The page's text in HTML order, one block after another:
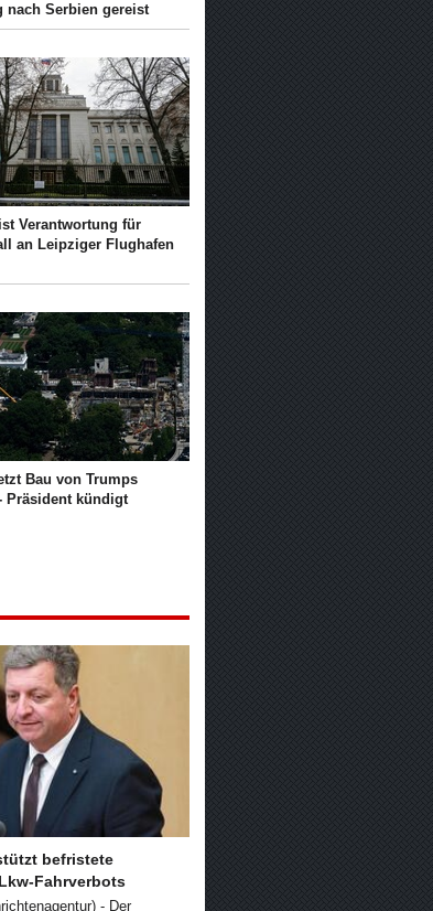
nach Serbien gereist
Verantwortung für
an Leipziger Flughafen
Bau von Trumps
Präsident kündigt
befristete
Fahrverbots
- Der